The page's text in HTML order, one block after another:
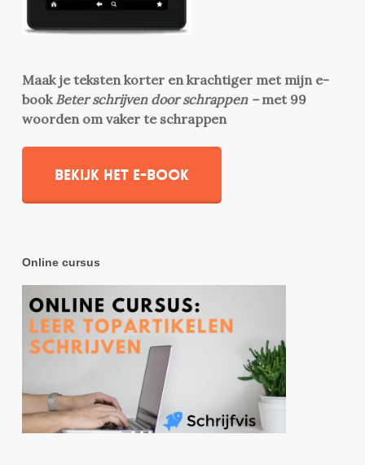
Maak je teksten korter en krachtiger met mijn e-
book Beter schrijven door schrappen –met 99
woorden om vaker te schrappen
Bekijk het e-book
Online cursus